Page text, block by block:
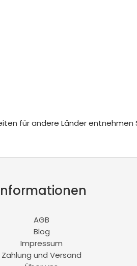
für andere Länder
AGB
Blog
Impressum
Zahlung und Versand